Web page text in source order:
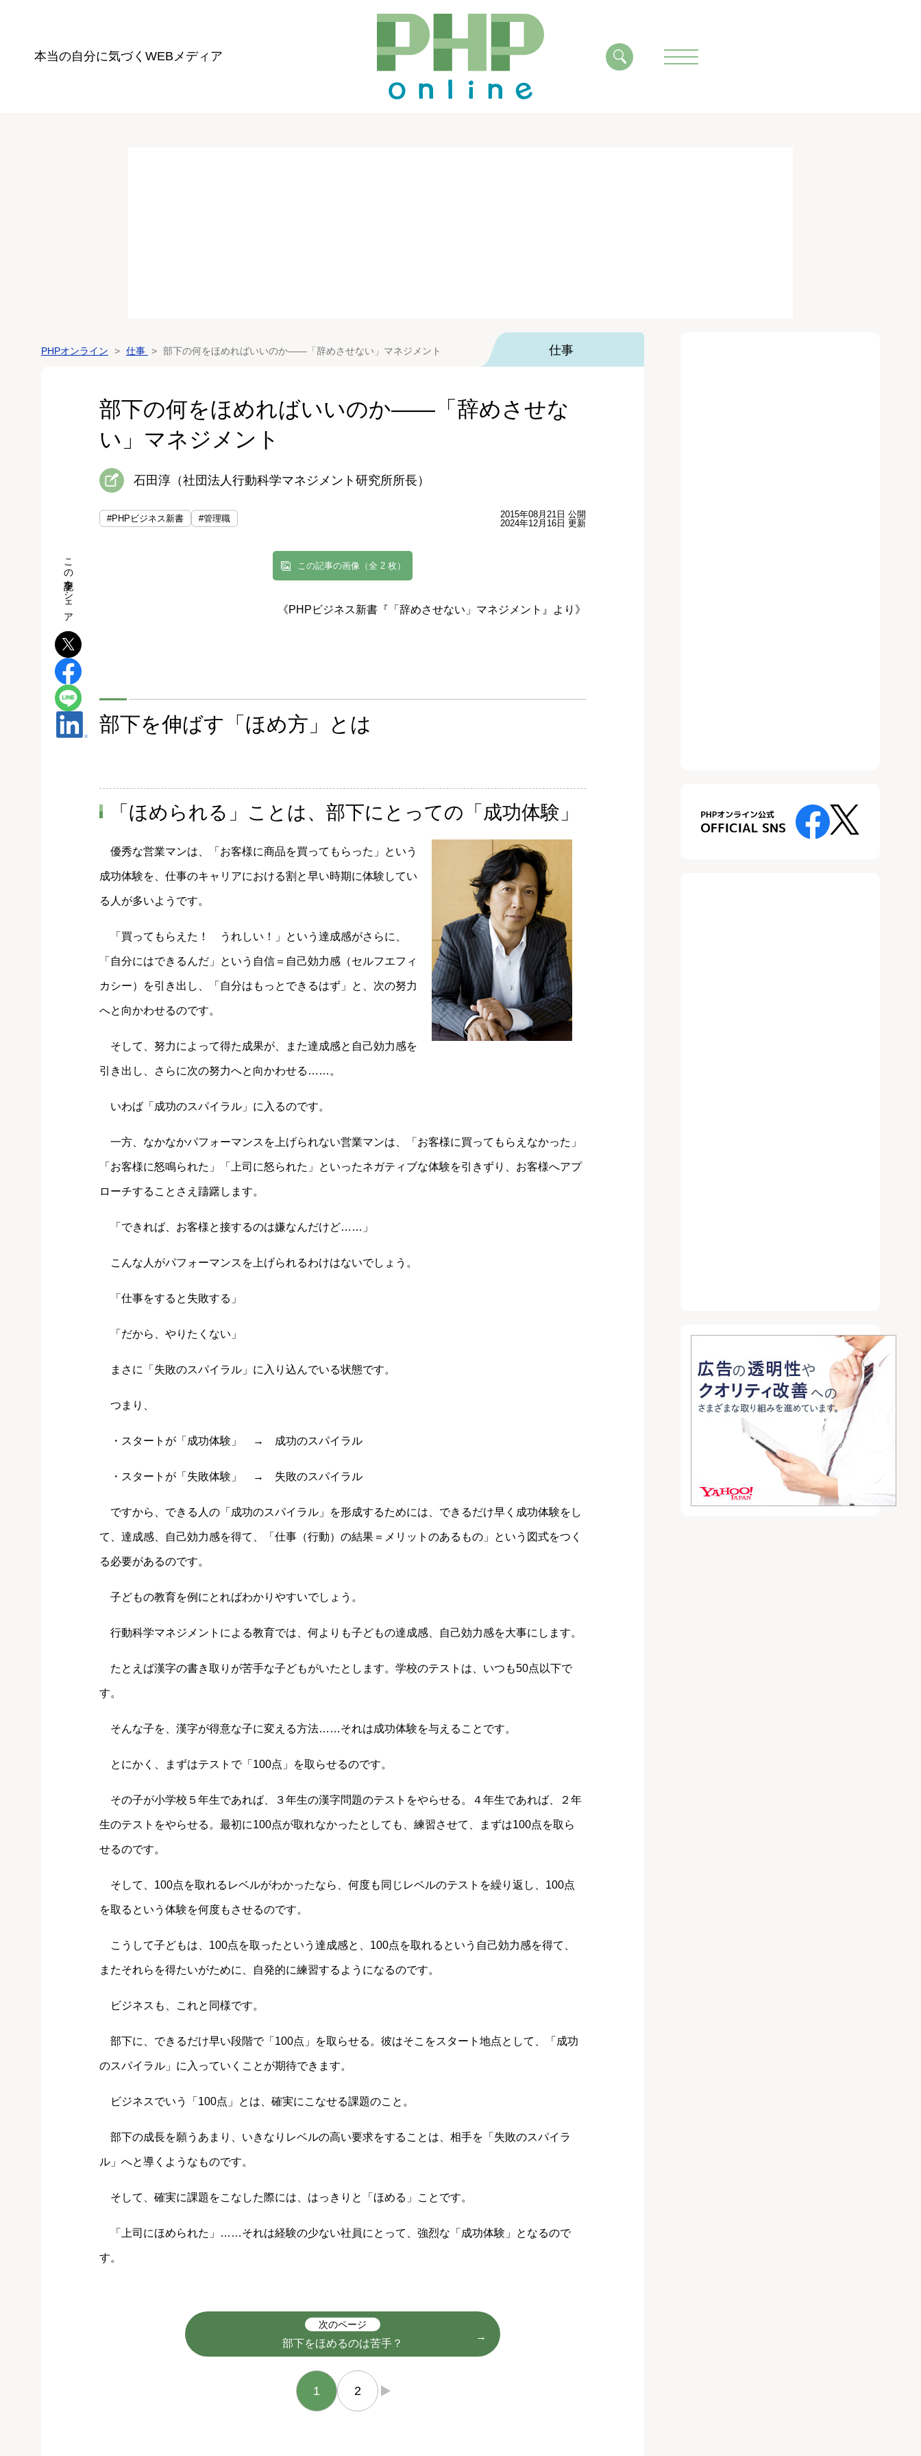
本当の自分に気づく WEBメディア
PHPオンライン 仕事 部下の何をほめればいいのか――「辞めさせない」マネジメント 仕事
部下の何をほめればいいのか――「辞めさせな
い」マネジメント
石田淳（社団法人行動科学マネジメント研究所所長）
#PHPビジネス新書 #管理職
2015年08月21日 公開
2024年12月16日 更新
この記事の画像（全 2 枚）
《PHPビジネス新書『「辞めさせない」マネジメント』より》
部下を伸ばす「ほめ方」とは
「ほめられる」ことは、部下にとっての「成功体験」
優秀な営業マンは、「お客様に商品を買ってもらった」という
成功体験を、仕事のキャリアにおける割と早い時期に体験してい
る人が多いようです。
「買ってもらえた！ うれしい！」という達成感がさらに、
「自分にはできるんだ」という自信＝自己効力感（セルフエフィ
カシー）を引き出し、「自分はもっとできるはず」と、次の努力
へと向かわせるのです。
そして、努力によって得た成果が、また達成感と自己効力感を
引き出し、さらに次の努力へと向かわせる……。
いわば「成功のスパイラル」に入るのです。
一方、なかなかパフォーマンスを上げられない営業マンは、「お客様に買ってもらえなかった」
「お客様に怒鳴られた」「上司に怒られた」といったネガティブな体験を引きずり、お客様へアプ
ローチすることさえ躊躇します。
「できれば、お客様と接するのは嫌なんだけど……」
こんな人がパフォーマンスを上げられるわけはないでしょう。
「仕事をすると失敗する」
「だから、やりたくない」
まさに「失敗のスパイラル」に入り込んでいる状態です。
つまり、
・スタートが「成功体験」 → 成功のスパイラル
・スタートが「失敗体験」 → 失敗のスパイラル
ですから、できる人の「成功のスパイラル」を形成するためには、できるだけ早く成功体験をし
て、達成感、自己効力感を得て、「仕事（行動）の結果＝メリットのあるもの」という図式をつく
る必要があるのです。
子どもの教育を例にとればわかりやすいでしょう。
行動科学マネジメントによる教育では、何よりも子どもの達成感、自己効力感を大事にします。
たとえば漢字の書き取りが苦手な子どもがいたとします。学校のテストは、いつも50点以下で
す。
そんな子を、漢字が得意な子に変える方法……それは成功体験を与えることです。
とにかく、まずはテストで「100点」を取らせるのです。
その子が小学校５年生であれば、３年生の漢字問題のテストをやらせる。４年生であれば、２年
生のテストをやらせる。最初に100点が取れなかったとしても、練習させて、まずは100点を取ら
せるのです。
そして、100点を取れるレベルがわかったなら、何度も同じレベルのテストを繰り返し、100点
を取るという体験を何度もさせるのです。
こうして子どもは、100点を取ったという達成感と、100点を取れるという自己効力感を得て、
またそれらを得たいがために、自発的に練習するようになるのです。
ビジネスも、これと同様です。
部下に、できるだけ早い段階で「100点」を取らせる。彼はそこをスタート地点として、「成功
のスパイラル」に入っていくことが期待できます。
ビジネスでいう「100点」とは、確実にこなせる課題のこと。
部下の成長を願うあまり、いきなりレベルの高い要求をすることは、相手を「失敗のスパイラ
ル」へと導くようなものです。
そして、確実に課題をこなした際には、はっきりと「ほめる」ことです。
「上司にほめられた」……それは経験の少ない社員にとって、強烈な「成功体験」となるので
す。
次のページ
部下をほめるのは苦手？
1 2 →
この記事をシェア